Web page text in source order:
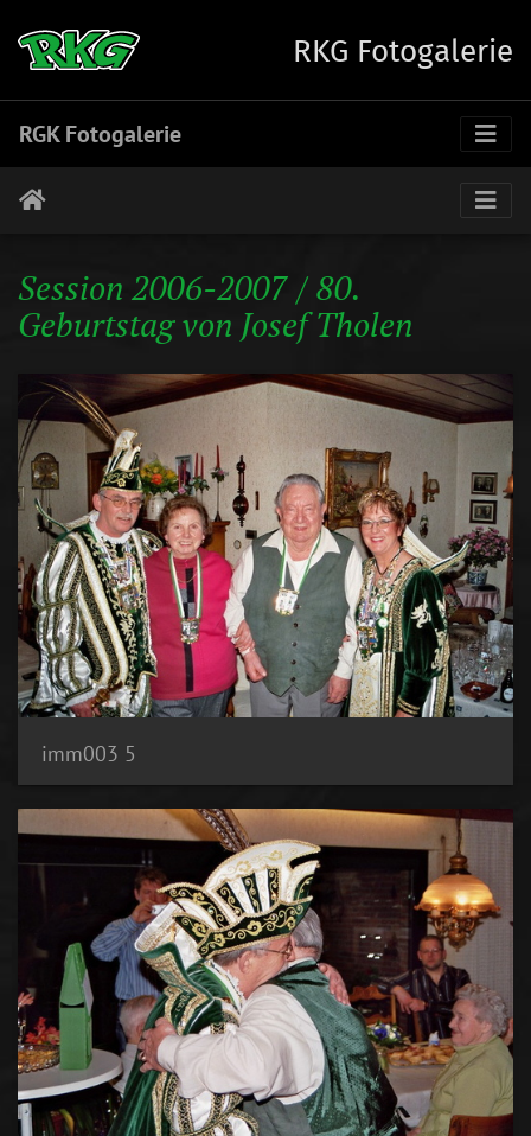
RKG Fotogalerie
RGK Fotogalerie
Session 2006-2007 / 80.
Geburtstag von Josef Tholen
imm003 5